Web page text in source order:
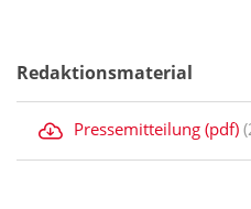
Redaktionsmaterial
Pressemitteilung (pdf)